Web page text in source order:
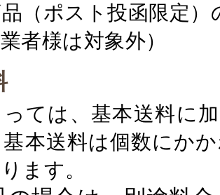
（ポスト投函限定
者様は対象外）
ては、基本送料に
本送料は個数にか
ます。